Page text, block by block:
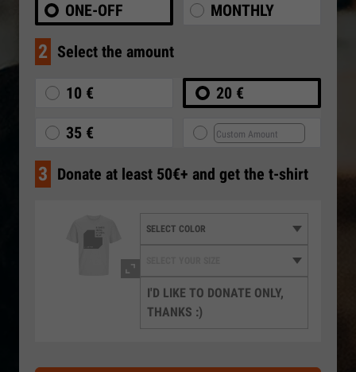
ONE-OFF MONTHLY
2 Select the amount
10 € 20 €
35 €
3 Donate at least 50€+ and get the t-shirt
I'D LIKE TO DONATE ONLY,
THANKS :)